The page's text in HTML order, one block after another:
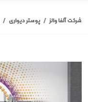
خروج از حساب کاربری
شرکت آلفا والز پوستر دیواری